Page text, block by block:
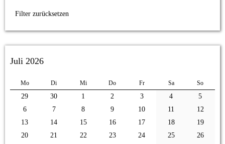
Filter zurücksetzen
Juli 2026
Mo Di Mi Do Fr Sa So
29 30 1 2 3 4
5
6
7 8 9 10 11
12
13
14 15 16 17 18
19
20
21 22 23 24 25
26